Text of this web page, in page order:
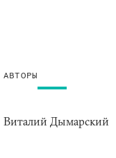
АВТОРЫ
Виталий Дымарский